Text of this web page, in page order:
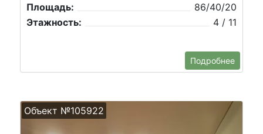
Площадь:
86/40/20
Этажность:
4 / 11
Подробнее
Объект №105922